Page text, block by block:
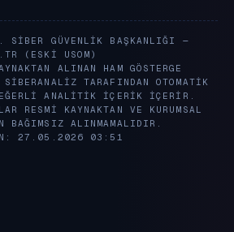
SIBER GÜVENLIK BAŞKANLIĞI —
(ESKI USOM)
ALINAN HAM GÖSTERGE
TARAFINDAN OTOMATIK
ANALITIK IÇERIK IÇERIR.
RESMI KAYNAKTAN VE KURUMSAL
BAĞIMSIZ ALINMAMALIDIR.
27.05.2026 03:51